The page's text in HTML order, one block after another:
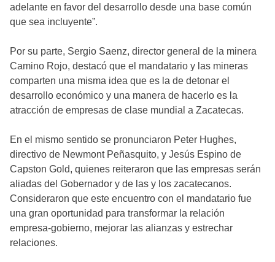
adelante en favor del desarrollo desde una base común
que sea incluyente”.
Por su parte, Sergio Saenz, director general de la minera
Camino Rojo, destacó que el mandatario y las mineras
comparten una misma idea que es la de detonar el
desarrollo económico y una manera de hacerlo es la
atracción de empresas de clase mundial a Zacatecas.
En el mismo sentido se pronunciaron Peter Hughes,
directivo de Newmont Peñasquito, y Jesús Espino de
Capston Gold, quienes reiteraron que las empresas serán
aliadas del Gobernador y de las y los zacatecanos.
Consideraron que este encuentro con el mandatario fue
una gran oportunidad para transformar la relación
empresa-gobierno, mejorar las alianzas y estrechar
relaciones.